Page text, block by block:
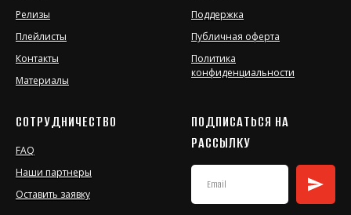
Релизы
Плейлисты
Контакты
Материалы
Поддержка
Публичная оферта
Политика
конфиденциальности
СОТРУДНИЧЕСТВО
FAQ
Наши партнеры
Оставить заявку
ПОДПИСАТЬСЯ НА
РАССЫЛКУ